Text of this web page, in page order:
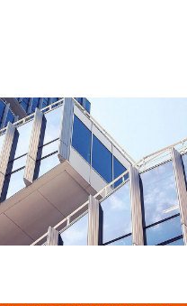
首 页
危险品物流
化工品物流
实例操作方案